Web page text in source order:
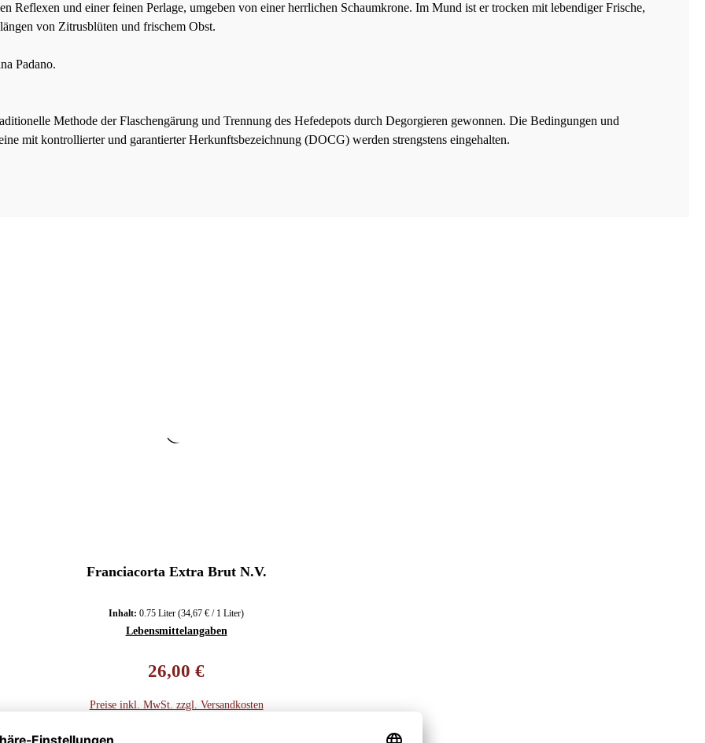
Reflexen und einer feinen Perlage, umgeben von einer herrlichen Schaumkrone. Im Mund ist er trocken mit lebendiger Frische,
von Zitrusblüten und frischem Obst.
Padano.
Methode der Flaschengärung und Trennung des Hefedepots durch Degorgieren gewonnen. Die Bedingungen und
mit kontrollierter und garantierter Herkunftsbezeichnung (DOCG) werden strengstens eingehalten.
Franciacorta Extra Brut N.V.
Inhalt: 0.75 Liter (34,67 € / 1 Liter)
Lebensmittelangaben
26,00 €
Preise inkl. MwSt. zzgl. Versandkosten